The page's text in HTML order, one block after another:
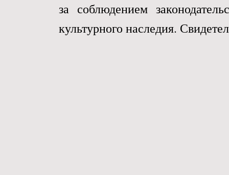
за соблюдением
культурного наследия.